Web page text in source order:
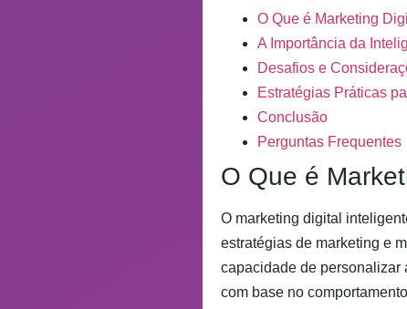
O Que é Marketing
A Importância da
Desafios e
Estratégias Práticas
Conclusão
Perguntas Frequentes
O Que é
O marketing digital
estratégias de marketing e
capacidade de personalizar
com base no